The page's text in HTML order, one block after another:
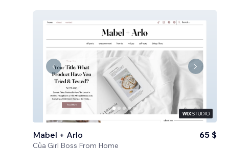
Mabel + Arlo
Của Girl Boss From Home
65 $